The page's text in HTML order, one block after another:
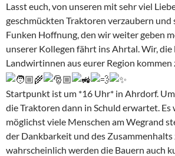
Lasst euch, von unseren mit sehr viel
geschmückten Traktoren verzaubern und
Funken Hoffnung, den wir weiter geben
unserer Kollegen fährt ins Ahrtal. Wir,
Landwirtinnen aus eurer Region kommen
Startpunkt ist um *16 Uhr* in Ahrdorf.
die Traktoren dann in Schuld erwartet. Es
möglichst viele Menschen am Wegrand
der Dankbarkeit und des Zusammenhalts
wahrscheinlich werden die Bauern auch